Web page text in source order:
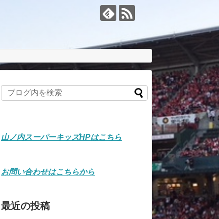
山ノ内スーパーキッズHPはこちら
お問い合わせはこちらから
最近の投稿